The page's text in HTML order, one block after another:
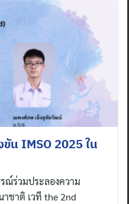
น IMSO 2025 ใน
ณ์ร่วมประลองความ
ชาติ เวที the 2nd